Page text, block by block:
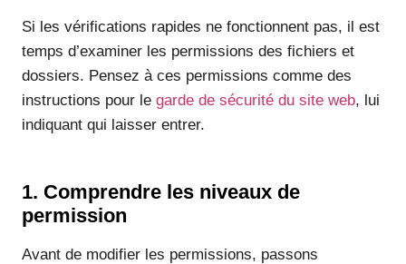
Si les vérifications rapides ne fonctionnent pas, il est
temps d’examiner les permissions des fichiers et
dossiers. Pensez à ces permissions comme des
instructions pour le garde de sécurité du site web, lui
indiquant qui laisser entrer.
1. Comprendre les niveaux de
permission
Avant de modifier les permissions, passons